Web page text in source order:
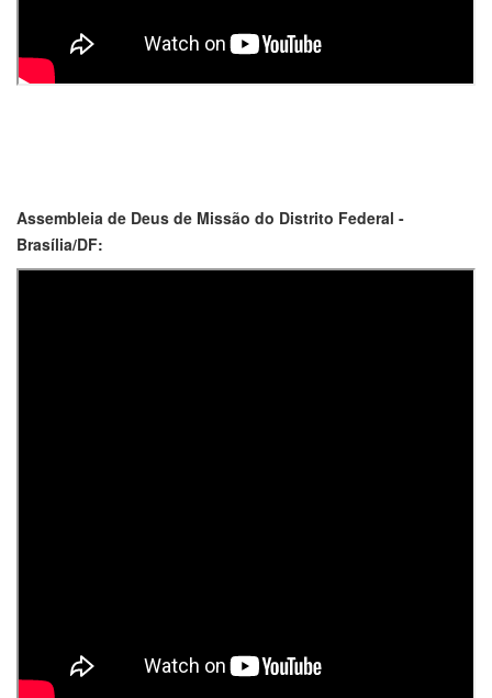
Assembleia de Deus de Missão do Distrito Federal -
Brasília/DF: